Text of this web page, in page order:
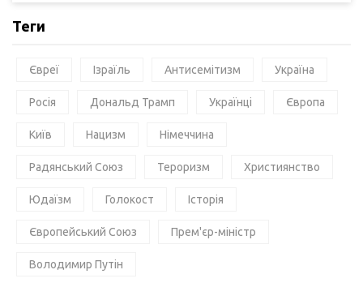
Теги
Євреї Ізраїль Антисемітизм Україна
Росія Дональд Трамп Українці Європа
Київ Нацизм Німеччина
Радянський Союз Тероризм Християнство
Юдаїзм Голокост Історія
Європейський Союз Прем'єр-міністр
Володимир Путін